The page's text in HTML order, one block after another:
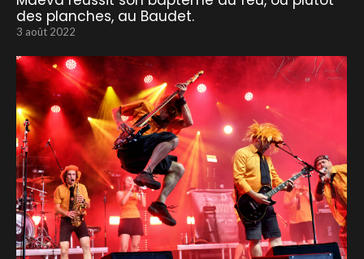
des planches, au Baudet.
3 août 2022